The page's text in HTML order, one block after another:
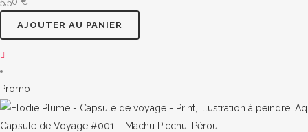
AJOUTER AU PANIER
Promo
en
promotion
Capsule de Voyage #001 – Machu Picchu, Pérou